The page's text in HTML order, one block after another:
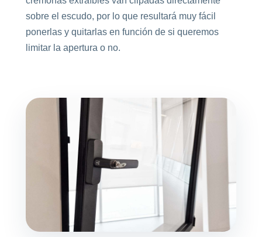
sobre el escudo, por lo que resultará muy fácil
ponerlas y quitarlas en función de si queremos
limitar la apertura o no.